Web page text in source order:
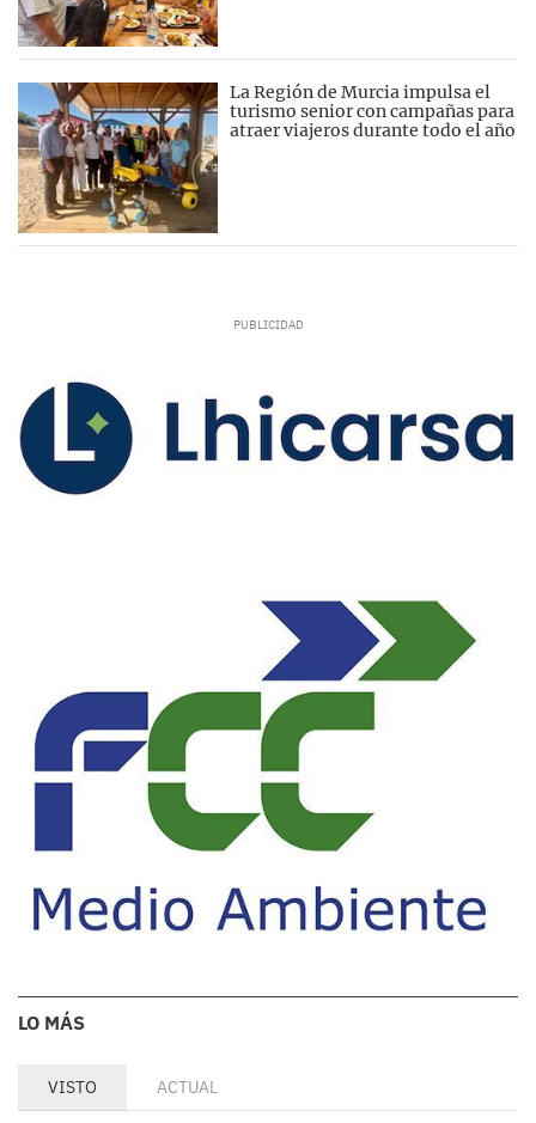
La Región de Murcia impulsa el
turismo senior con campañas para
atraer viajeros durante todo el año
LO MÁS
VISTO ACTUAL